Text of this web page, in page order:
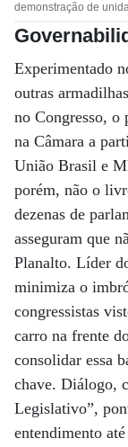
demonstração de
Experimentado
outras
no Congresso, o
na Câmara a
União Brasil e
porém, não o
dezenas de
asseguram que
Planalto. Líder
minimiza o
congressistas
carro na frente
consolidar essa
chave. Diálogo,
Legislativo”,
entendimento